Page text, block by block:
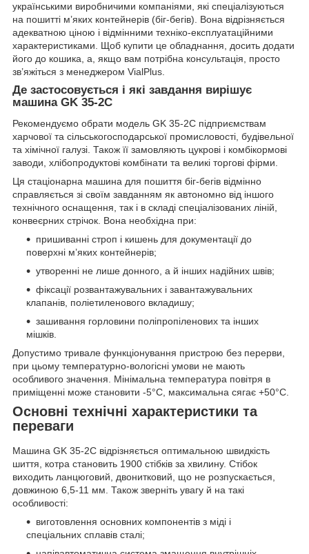
українськими виробничими компаніями, які спеціалізуються
на пошитті м’яких контейнерів (біг-бегів). Вона відрізняється
адекватною ціною і відмінними техніко-експлуатаційними
характеристиками. Щоб купити це обладнання, досить додати
його до кошика, а, якщо вам потрібна консультація, просто
зв’яжіться з менеджером VialPlus.
Де застосовується і які завдання вирішує
машина GK 35-2C
Рекомендуємо обрати модель GK 35-2C підприємствам
харчової та сільськогосподарської промисловості, будівельної
та хімічної галузі. Також її замовляють цукрові і комбікормові
заводи, хлібопродуктові комбінати та великі торгові фірми.
Ця стаціонарна машина для пошиття біг-бегів відмінно
справляється зі своїм завданням як автономно від іншого
технічного оснащення, так і в складі спеціалізованих ліній,
конвеєрних стрічок. Вона необхідна при:
пришиванні строп і кишень для документації до
поверхні м’яких контейнерів;
утворенні не лише донного, а й інших надійних швів;
фіксації розвантажувальних і завантажувальних
клапанів, поліетиленового вкладишу;
зашивання горловини поліпропіленових та інших
мішків.
Допустимо тривале функціонування пристрою без перерви,
при цьому температурно-вологісні умови не мають
особливого значення. Мінімальна температура повітря в
приміщенні може становити -5°C, максимальна сягає +50°C.
Основні технічні характеристики та
переваги
Машина GK 35-2C відрізняється оптимальною швидкість
шиття, котра становить 1900 стібків за хвилину. Стібок
виходить ланцюговий, двонитковий, що не розпускається,
довжиною 6,5-11 мм. Також зверніть увагу й на такі
особливості:
виготовлення основних компонентів з міді і
спеціальних сплавів сталі;